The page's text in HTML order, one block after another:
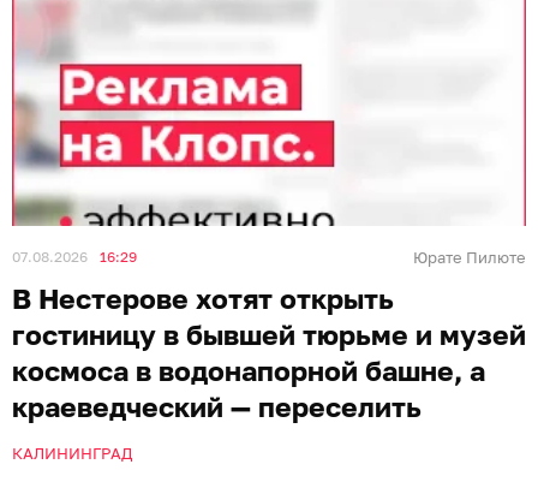
07.08.2026 16:29 Юрате Пилюте
В Нестерове хотят открыть
гостиницу в бывшей тюрьме и музей
космоса в водонапорной башне, а
краеведческий — переселить
КАЛИНИНГРАД